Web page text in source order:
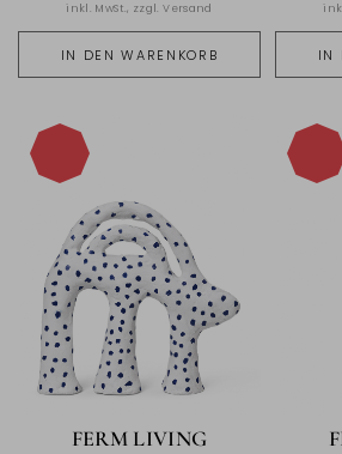
IN DEN WARENKORB
inkl. MwSt., zzgl.Versand
IN
FERM LIVING